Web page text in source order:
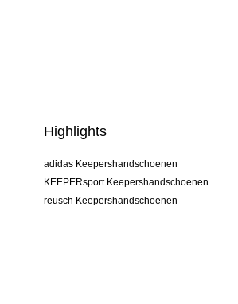
Highlights
adidas Keepershandschoenen
KEEPERsport Keepershandschoenen
reusch Keepershandschoenen